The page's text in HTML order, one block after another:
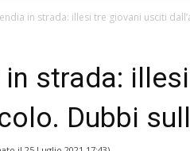
in strada: illesi tre giovani usciti
in strada:
Dubbi